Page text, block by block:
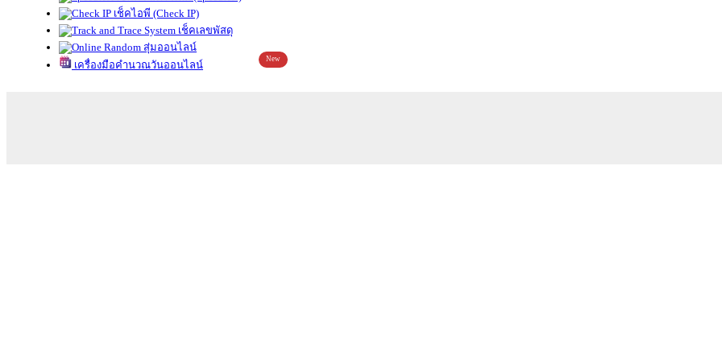
เช็คไอพี (Check IP)
เช็คเลขพัสดุ
สุ่มออนไลน์
เครื่องมือคำนวณวันออนไลน์
New